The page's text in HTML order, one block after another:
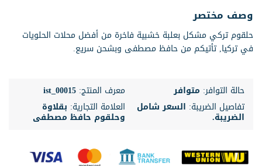
وصف مختصر
حلقوم تركي مشكل بعلبة خشبية فاخرة من أفضل محلات الحلويات
في تركيا, تأتيكم من حافظ مصطفى وبشحن سريع.
حالة التوافر: متوافر
تفاصيل الضريبة: السعر شامل
الضريبة.
معرف المنتج: ist_00015
العلامة التجارية: بقلاوة
وحلقوم حافظ مصطفى